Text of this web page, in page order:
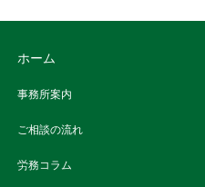
ホーム
事務所案内
ご相談の流れ
労務コラム